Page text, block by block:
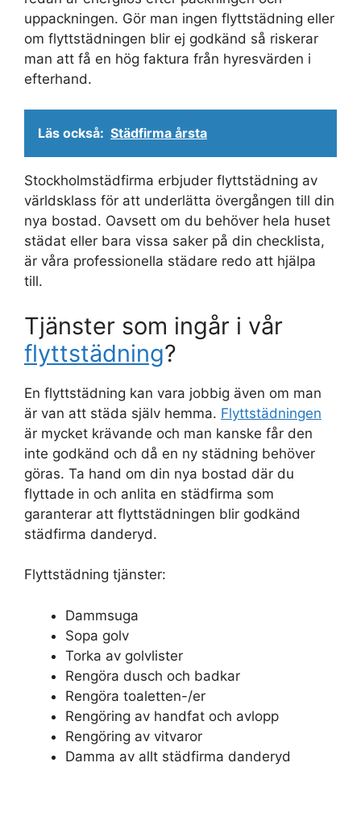
uppackningen. Gör man ingen flyttstädning eller
om flyttstädningen blir ej godkänd så riskerar
man att få en hög faktura från hyresvärden i
efterhand.
Läs också: Städfirma årsta
Stockholmstädfirma erbjuder flyttstädning av
världsklass för att underlätta övergången till din
nya bostad. Oavsett om du behöver hela huset
städat eller bara vissa saker på din checklista,
är våra professionella städare redo att hjälpa
till.
Tjänster som ingår i vår
flyttstädning?
En flyttstädning kan vara jobbig även om man
är van att städa själv hemma. Flyttstädningen
är mycket krävande och man kanske får den
inte godkänd och då en ny städning behöver
göras. Ta hand om din nya bostad där du
flyttade in och anlita en städfirma som
garanterar att flyttstädningen blir godkänd
städfirma danderyd.
Flyttstädning tjänster:
Dammsuga
Sopa golv
Torka av golvlister
Rengöra dusch och badkar
Rengöra toaletten-/er
Rengöring av handfat och avlopp
Rengöring av vitvaror
Damma av allt städfirma danderyd